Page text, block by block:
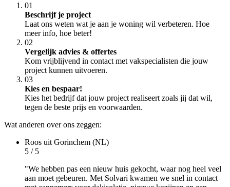
01
Beschrijf je project
Laat ons weten wat je aan je woning wil verbeteren. Hoe
meer info, hoe beter!
02
Vergelijk advies & offertes
Kom vrijblijvend in contact met vakspecialisten die jouw
project kunnen uitvoeren.
03
Kies en bespaar!
Kies het bedrijf dat jouw project realiseert zoals jij dat wil,
tegen de beste prijs en voorwaarden.
Wat anderen over ons zeggen:
Roos uit Gorinchem (NL)
5 / 5
"We hebben pas een nieuw huis gekocht, waar nog heel veel
aan moet gebeuren. Met Solvari kwamen we snel in contact